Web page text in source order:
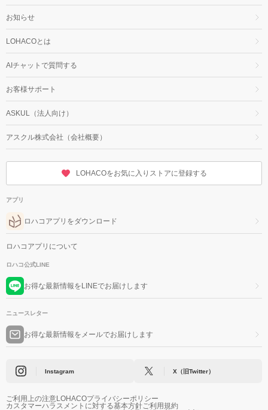
お知らせ
LOHACOとは
AIチャットで質問する
お客様サポート
ASKUL（法人向け）
アスクル株式会社（会社概要）
LOHACOをお気に入りストアに登録する
アプリ
ロハコアプリをダウンロード
ロハコアプリについて
ロハコ公式LINE
お得な最新情報をLINEでお届けします
ニュースレター
お得な最新情報をメールでお届けします
Instagram X（旧Twitter）
ご利用上の注意LOHACOプライバシーポリシー
カスタマーハラスメントに対する基本方針ご利用規約